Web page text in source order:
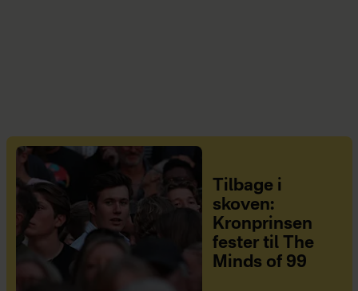
Tilbage i
skoven:
Kronprinsen
fester til The
Minds of 99